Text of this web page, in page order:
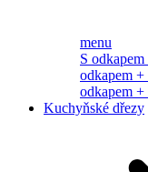
menu
S
odkapem +
odkapem +
Kuchyňské dřezy